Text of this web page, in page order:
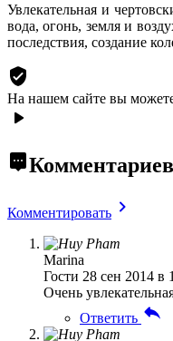
Увлекательная и
вода, огонь, земля и
последствия, создание
На нашем сайте вы
Комментариев
Комментировать
Marina
Гости 28 сен 2014 в
Очень
Ответить